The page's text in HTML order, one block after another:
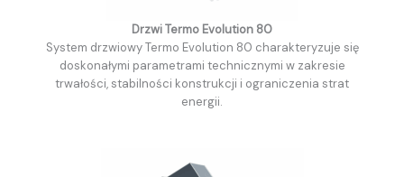
Drzwi Termo Evolution 80
System drzwiowy Termo Evolution 80 charakteryzuje się
doskonałymi parametrami technicznymi w zakresie
trwałości, stabilności konstrukcji i ograniczenia strat
energii.